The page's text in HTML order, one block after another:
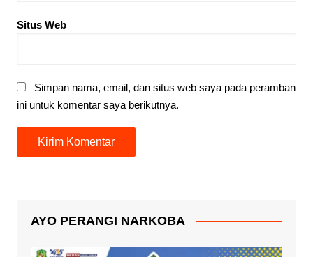
Situs Web
Simpan nama, email, dan situs web saya pada peramban
ini untuk komentar saya berikutnya.
AYO PERANGI NARKOBA